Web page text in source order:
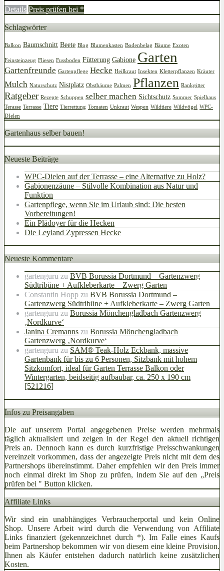
Details Preis prüfen bei *
Schlagwörter
Balkon Baumschnitt Beete Blog Blumenkasten Bodenbelag Bäume Exoten
Feinsteinzeug Fliesen Fussboden Fütterung Gabione Garten
Gartenfreunde Gartenpflege Hecke Heilkraut Insekten Kletterpflanzen Kräuter
Mulch Naturschutz Nistplatz Obstbäume Palmen Pflanzen Rankgitter
Ratgeber Rezepte Schuppen selber machen Sichtschutz Sommer Spielhaus
Terasse Terrasse Tiere Tierrettung Tomaten Unkraut Wespen Wildtiere Wildvögel WPC-
DIelen
Gartenhaus selber bauen!
Neueste Beiträge
WPC-Dielen auf der Terrasse – eine Alternative zu Holz?
Gabionenzäune – Stilvolle Kombination aus Natur und
Funktion
Gartenpflege, wenn Sie im Urlaub sind: Die besten
Vorbereitungen!
Ein Plädoyer für die Hecken
Die Leyland Zypressen Hecke
Neueste Kommentare
gartenguru zu BVB Borussia Dortmund – Gartenzwerg
Südtribüne + Aufkleberkarte – Zwerg Garten
Constantin Hopp zu BVB Borussia Dortmund –
Gartenzwerg Südtribüne + Aufkleberkarte – Zwerg Garten
gartenguru zu Borussia Mönchengladbach Gartenzwerg
‚Nordkurve‘
Janina Cremanns zu Borussia Mönchengladbach
Gartenzwerg ‚Nordkurve‘
gartenguru zu SAM® Teak-Holz Eckbank, massive
Gartenbank für bis zu 6 Personen, Sitzbank mit hohem
Sitzkomfort, ideal für Garten Terrasse Balkon oder
Wintergarten, beidseitig aufbaubar, ca. 250 x 190 cm
[521216]
Infos zu Preisangaben
Die auf unserem Portal angegebenen Preise werden mehrmals
täglich aktualisiert und zeigen in der Regel den aktuell richtigen
Preis an. Dennoch kann es durch kurzfristige Preisschwankungen
vereinzelt vorkommen, dass der angezeigte Preis nicht mit dem des
Partnershops übereinstimmt. Daher empfehlen wir den Preis immer
noch einmal direkt im Shop zu prüfen, indem Sie auf den „Preis
prüfen bei " Button klicken.
Affiliate Links
Wir sind ein unabhängiges Verbraucherportal und kein Online
Shop. Unsere Arbeit wird durch die Verwendung von Affiliate
Links finanziert (gekennzeichnet durch *). Im Falle eines Kaufs
beim Partnershop bekommen wir von diesem eine kleine Provision.
Ihnen als Käufer entstehen dadurch natürlich keine zusätzlichen
Kosten.